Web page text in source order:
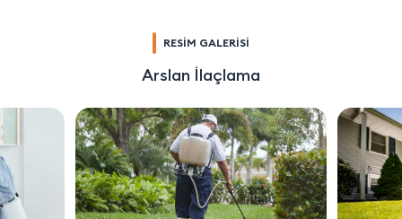
RESİM GALERİSİ
Arslan İlaçlama